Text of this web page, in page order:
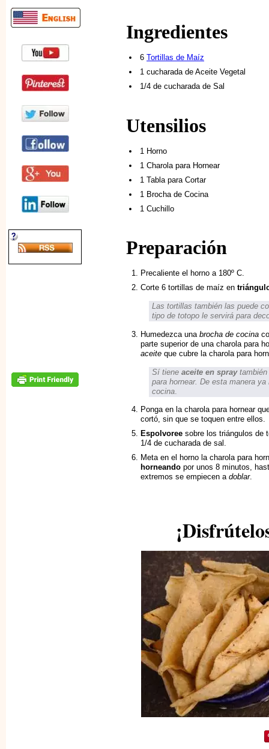
Ingredientes
6 Tortillas de Maíz
1 cucharada de Aceite Vegetal
1/4 de cucharada de Sal
Utensilios
1 Horno
1 Charola para Hornear
1 Tabla para Cortar
1 Brocha de Cocina
1 Cuchillo
Preparación
Precaliente el horno a 180º C.
Corte 6 tortillas de maíz en
Las tortillas también las puede
tipo de totopo le servirá para
Humedezca una brocha de cocina
parte superior de una charola para
aceite que cubre la charola para
Sí tiene aceite en spraytambién
para hornear. De esta manera
cocina
Ponga en la charola para hornear
cortó, sin que se toquen entre ellos.
Espolvoree sobre los triángulos de
1/4 de cucharada de sal.
Meta en el horno la charola para
horneando por unos 8 minutos,
extremos se empiecen a doblar.